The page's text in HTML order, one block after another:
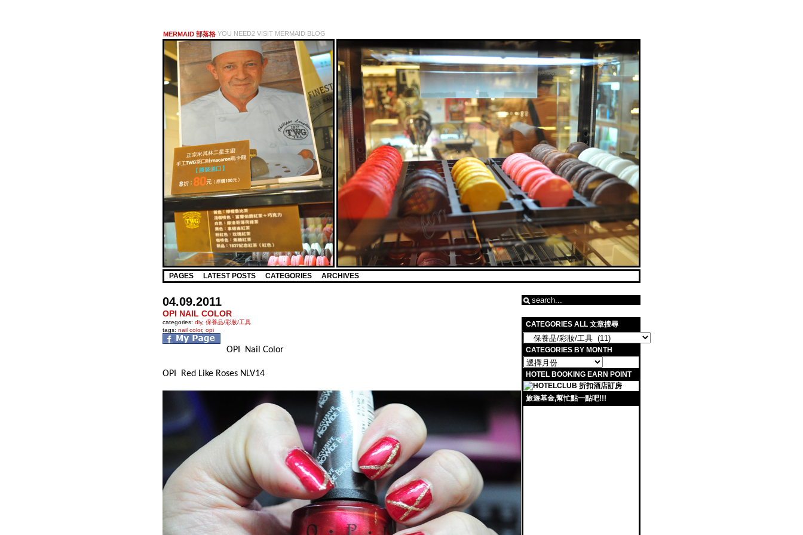
MERMAID 部落格 YOU NEED2 VISIT MERMAID BLOG
PAGES LATEST POSTS CATEGORIES ARCHIVES
04.09.2011
OPI NAIL COLOR
categories: diy, 保養品/彩妝/工具
tags: nail color, opi
OPI Nail Color
OPI Red Like Roses NLV14
CATEGORIES ALL 文章搜尋
CATEGORIES BY MONTH
HOTEL BOOKING EARN POINT
旅遊基金,幫忙點一點吧!!!